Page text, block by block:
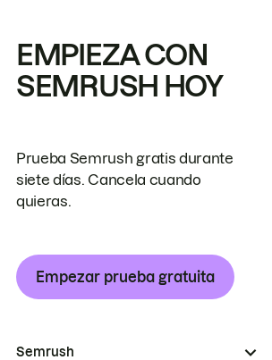
EMPIEZA CON
SEMRUSH HOY
Prueba Semrush gratis durante
siete días. Cancela cuando
quieras.
Empezar prueba gratuita
Semrush